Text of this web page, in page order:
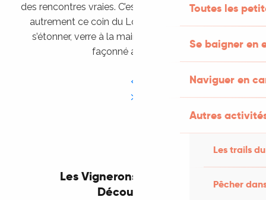
Toutes les
Se baigner en
Naviguer en
Autres
Les trails
Pêcher
des rencontres vraies. C’est une invitation à explorer
autrement ce coin du Lot, à prendre le temps, à
s’étonner, verre à la main, du goût d’un territoire
façonné avec soin.
Les Vignerons Vignobles &
Découvertes